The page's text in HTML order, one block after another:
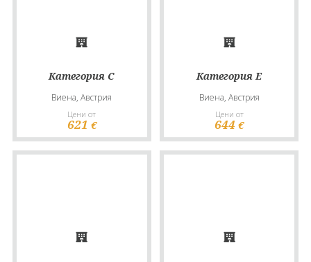
Категория C
Виена, Австрия
Цени от
621 €
Категория E
Виена, Австрия
Цени от
644 €